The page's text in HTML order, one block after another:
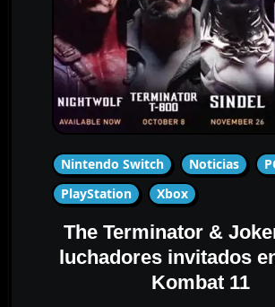
Nintendo Switch Noticias
PlayStation
Xbox
The Terminator &
luchadores invitados
Kombat 11